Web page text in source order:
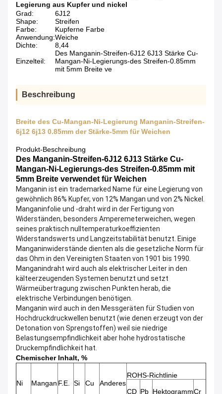
Legierung aus Kupfer und nickel
Grad:
6J12
Shape:
Streifen
Farbe:
Kupferne Farbe
Anwendung:Weiche
Dichte:
8,44
Einzelteil:
Des Manganin-Streifen-6J12 6J13 Stärke Cu-
Mangan-Ni-Legierungs-des Streifen-0.85mm
mit 5mm Breite ve
Beschreibung
Breite des Cu-Mangan-Ni-Legierung Manganin-Streifen-
6j12 6j13 0.85mm der Stärke-5mm für Weichen
Produkt-Beschreibung
Des Manganin-Streifen-6J12 6J13 Stärke Cu-
Mangan-Ni-Legierungs-des Streifen-0.85mm mit
5mm Breite verwendet für Weichen
Manganin ist ein trademarked Name für eine Legierung von
gewöhnlich 86% Kupfer, von 12% Mangan und von 2% Nickel.
Manganinfolie und -draht wird in der Fertigung von
Widerständen, besonders Amperemeterweichen, wegen
seines praktisch nulltemperaturkoeffizienten
Widerstandswerts und Langzeitstabilität benutzt. Einige
Manganinwiderstände dienten als die gesetzliche Norm für
das Ohm in den Vereinigten Staaten von 1901 bis 1990.
Manganindraht wird auch als elektrischer Leiter in den
kälteerzeugenden Systemen benutzt und setzt
Wärmeübertragung zwischen Punkten herab, die
elektrische Verbindungen benötigen.
Manganin wird auch in den Messgeräten für Studien von
Hochdruckdruckwellen benutzt (wie denen erzeugt von der
Detonation von Sprengstoffen) weil sie niedrige
Belastungsempfindlichkeit aber hohe hydrostatische
Druckempfindlichkeit hat.
Chemischer Inhalt, %
Ni Mangan F.E. Si Cu Anderes
ROHS-Richtlinie
CD Pb HektogrammCr